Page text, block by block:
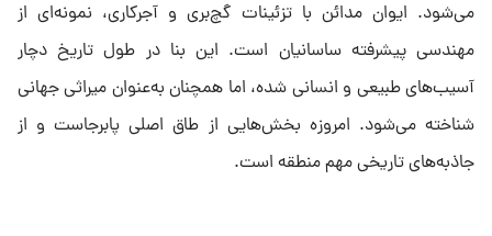
می‌شود. ایوان مدائن با تزئینات گچ‌بری و آجرکاری، نمونه‌ای از
مهندسی پیشرفته ساسانیان است. این بنا در طول تاریخ دچار
آسیب‌های طبیعی و انسانی شده، اما همچنان به‌عنوان میراثی جهانی
شناخته می‌شود. امروزه بخش‌هایی از طاق اصلی پابرجاست و از
جاذبه‌های تاریخی مهم منطقه است.